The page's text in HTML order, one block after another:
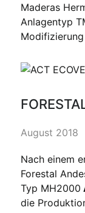
Maderas
Anlagentyp
August 2018
Nach einem
Forestal
Typ MH2000
die